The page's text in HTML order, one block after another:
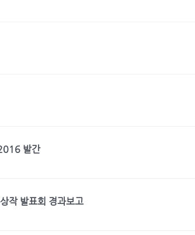
발간
작 발표회 경과보고